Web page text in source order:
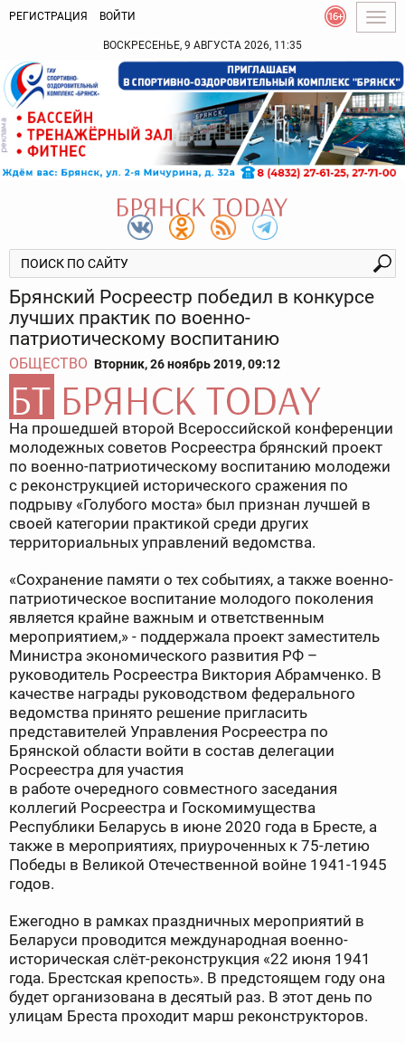
РЕГИСТРАЦИЯ ВОЙТИ
ВОСКРЕСЕНЬЕ, 9 АВГУСТА 2026, 11:35
Брянский Росреестр победил в конкурсе
лучших практик по военно-
патриотическому воспитанию
ОБЩЕСТВО Вторник, 26 ноябрь 2019, 09:12
На прошедшей второй Всероссийской конференции
молодежных советов Росреестра брянский проект
по военно-патриотическому воспитанию молодежи
с реконструкцией исторического сражения по
подрыву «Голубого моста» был признан лучшей в
своей категории практикой среди других
территориальных управлений ведомства.
«Сохранение памяти о тех событиях, а также военно-
патриотическое воспитание молодого поколения
является крайне важным и ответственным
мероприятием,» - поддержала проект заместитель
Министра экономического развития РФ –
руководитель Росреестра Виктория Абрамченко. В
качестве награды руководством федерального
ведомства принято решение пригласить
представителей Управления Росреестра по
Брянской области войти в состав делегации
Росреестра для участия
в работе очередного совместного заседания
коллегий Росреестра и Госкомимущества
Республики Беларусь в июне 2020 года в Бресте, а
также в мероприятиях, приуроченных к 75-летию
Победы в Великой Отечественной войне 1941-1945
годов.
Ежегодно в рамках праздничных мероприятий в
Беларуси проводится международная военно-
историческая слёт-реконструкция «22 июня 1941
года. Брестская крепость». В предстоящем году она
будет организована в десятый раз. В этот день по
улицам Бреста проходит марш реконструкторов.